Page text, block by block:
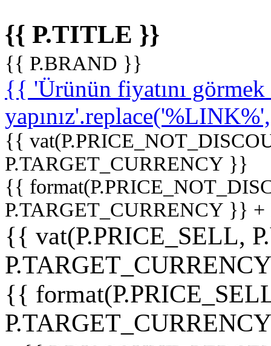
{{ P.TITLE }}
{{ P.BRAND }}
{{ 'Ürünün fiyatını
{{
P.TARGET_CURRENCY }}
{{
P.TARGET_CURRENCY }}
{{ vat(P.PRICE_SELL,
{{